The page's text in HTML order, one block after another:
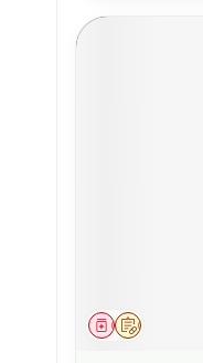
Op voorschrift
Geneesmiddel